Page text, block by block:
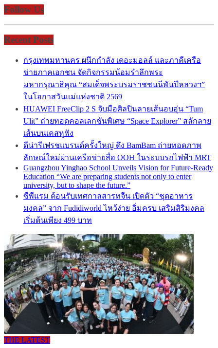
Follow Us
Recent Posts
กรุงเทพมหานคร ผนึกกำลัง เดอะมอลล์ และภาคีเครือ
ข่ายภาคเอกชน จัดกิจกรรมน้อมรำลึกพระ
มหากรุณาธิคุณ “สมเด็จพระบรมราชชนนีพันปีหลวงฯ”
ในโอกาสวันแม่แห่งชาติ 2569
HUAWEI FreeClip 2 S จับมือศิลปินลายเส้นอบอุ่น “Tum
Ulit” ถ่ายทอดคอลเลกชันพิเศษ “Space Explorer” สลักลาย
เส้นบนเคสหูฟัง
ดีน่ารีเฟรชแบรนด์ครั้งใหญ่ ดึง BamBam ถ่ายทอดภาพ
ลักษณ์ใหม่ผ่านเครือข่ายสื่อ OOH ในระบบรถไฟฟ้า MRT
Guangzhou Yinghao School Unveils Vision for Future-Ready
Education “We are preparing students not only to enter
university, but to shape the future.”
ซีพีแรม ต้อนรับเทศกาลสารทจีน เปิดตัว “ชุดอาหาร
มงคล” จาก Fudidiworld ไหว้ง่าย อิ่มครบ เสริมสิริมงคล
เริ่มต้นเพียง 499 บาท
THE LATEST